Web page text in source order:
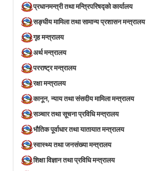
प्रधानमन्त्री तथा मन्त्रिपरिषद्को कार्यालय
सङ्घीय मामिला तथा सामान्य प्रशासन मन्त्रालय
गृह मन्त्रालय
अर्थ मन्त्रालय
परराष्ट्र मन्त्रालय
रक्षा मन्त्रालय
कानून, न्याय तथा संसदीय मामिला मन्त्रालय
सञ्‍चार तथा सूचना प्रविधि मन्त्रालय
भौतिक पूर्वाधार तथा यातायात मन्त्रालय
स्वास्थ्य तथा जनसंख्या मन्त्रालय
शिक्षा विज्ञान तथा प्रविधि मन्त्रालय